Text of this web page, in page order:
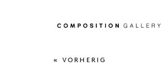
« VORHERIG